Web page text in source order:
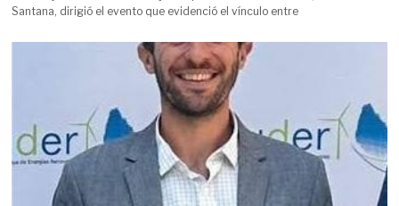
Santana, dirigió el evento que evidenció el vínculo entre